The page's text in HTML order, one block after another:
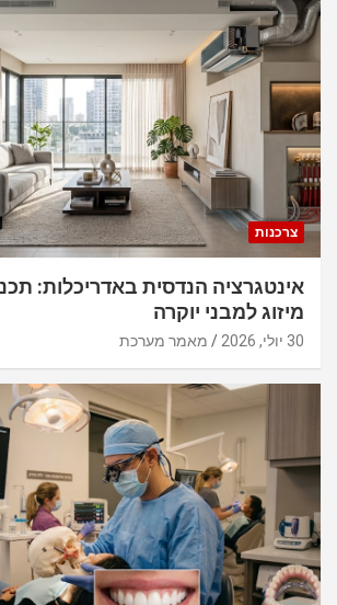
צרכנות
אינטגרציה הנדסית באדריכלות:
מיזוג למבני יוקרה
30 יולי, 2026 מאמר מערכת